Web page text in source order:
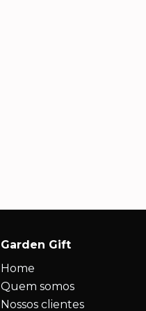
Garden Gift
Home
Quem somos
Nossos clientes